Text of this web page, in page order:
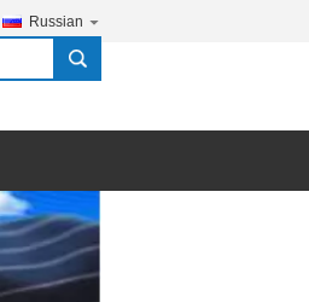
Russian
search